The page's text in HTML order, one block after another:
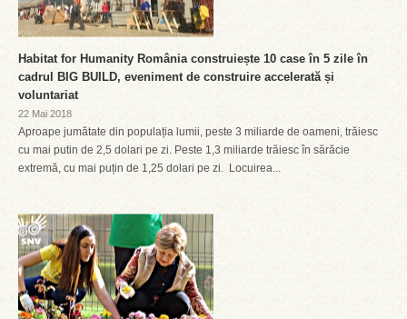
Habitat for Humanity România construiește 10 case în 5 zile în
cadrul BIG BUILD, eveniment de construire accelerată și
voluntariat
22 Mai 2018
Aproape jumătate din populația lumii, peste 3 miliarde de oameni, trăiesc
cu mai putin de 2,5 dolari pe zi. Peste 1,3 miliarde trăiesc în sărăcie
extremă, cu mai puțin de 1,25 dolari pe zi. Locuirea...